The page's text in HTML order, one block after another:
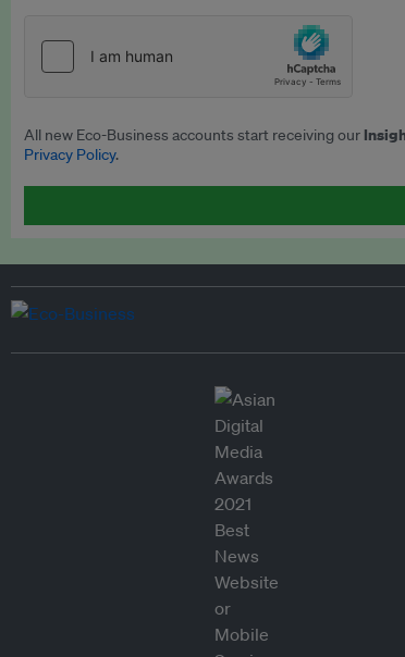
All new Eco-Business accounts start receiving our
Privacy Policy.